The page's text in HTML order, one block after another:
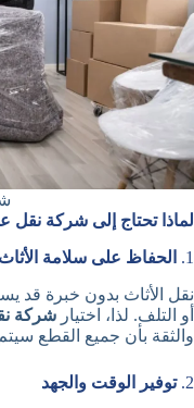
لماذا تحتاج إلى شركة
1.
الحفاظ على سلامة الأثاث
نقل الأثاث بدون خبرة قد
أو التلف. لذا، اختيار شركة
والثقة بأن جميع القطع
2. توفير الوقت والجهد